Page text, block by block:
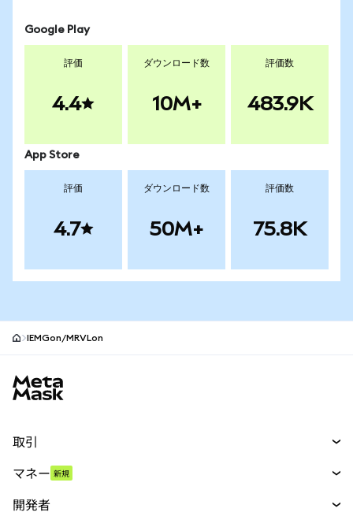
Google Play
評価
4.4
ダウンロード数
10M+
評価数
483.9K
App Store
評価
4.7
ダウンロード数
50M+
評価数
75.8K
IEMGon/MRVLon
取引
パーペチュアル
マネー 新規
開発者